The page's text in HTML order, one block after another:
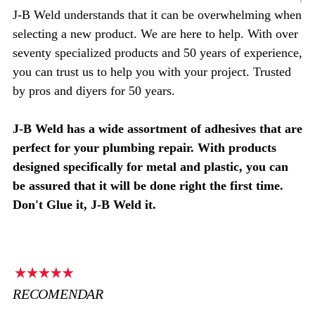
J-B Weld understands that it can be overwhelming when
selecting a new product. We are here to help. With over
seventy specialized products and 50 years of experience,
you can trust us to help you with your project. Trusted
by pros and diyers for 50 years.
J-B Weld has a wide assortment of adhesives that are
perfect for your plumbing repair. With products
designed specifically for metal and plastic, you can
be assured that it will be done right the first time.
Don't Glue it, J-B Weld it.
RECOMENDAR